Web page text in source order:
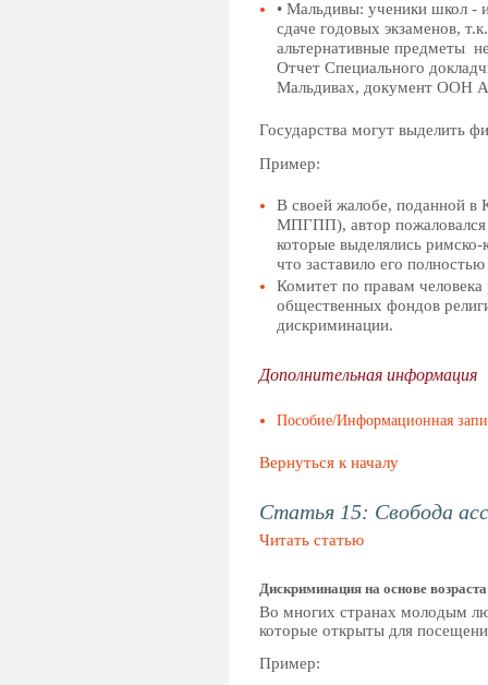
• Мальдивы: ученики школ -
сдаче годовых экзаменов,
альтернативные предметы
Отчет Специального
Мальдивах, документ ООН
Государства могут выделить
Пример:
В своей жалобе, поданной
МПГПП), автор пожаловался
которые выделялись
что заставило его
Комитет по правам человека
общественных фондов
дискриминации.
Дополнительная информация
Пособие/Информационная
Вернуться к началу
Статья 15: Свобода
Читать статью
Дискриминация на основе возраста
Во многих странах молодым
которые открыты для
Пример: